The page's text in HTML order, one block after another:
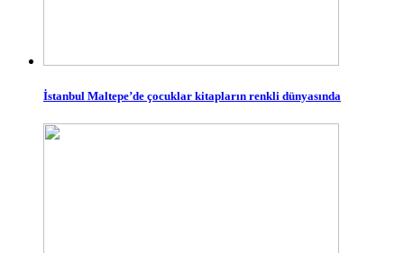
İstanbul Maltepe’de çocuklar kitapların renkli dünyasında